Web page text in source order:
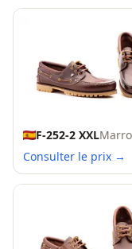
F-252-2 XXL
Consulter le prix →